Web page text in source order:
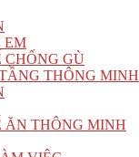
EM
CHỐNG GÙ
THÔNG MINH
ĂN THÔNG MINH